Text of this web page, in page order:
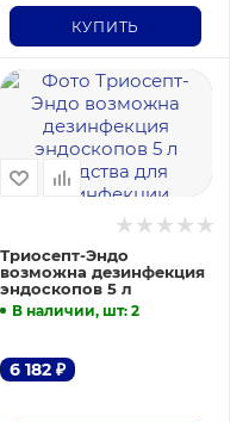
КУПИТЬ
Триосепт-Эндо
возможна дезинфекция
эндоскопов 5 л
В наличии, шт: 2
6 182₽